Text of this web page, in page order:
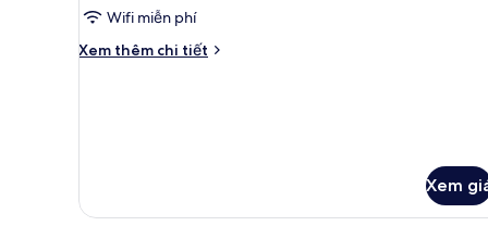
Wifi miễn phí
Xem thêm chi tiết
Chi
Xem